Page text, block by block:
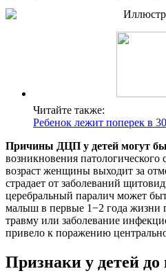
Читайте также:
Ребенок лежит поперек в
Причины ДЦП у детей могут
возникновения патологического
возраст женщины выходит за
страдает от заболеваний
церебральный паралич может
малыш в первые 1−2 года жизни
травму или заболевание
привело к поражению
Признаки у детей до